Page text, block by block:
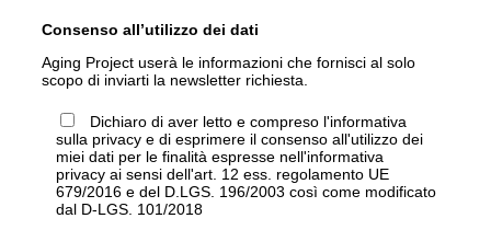
Consenso all’utilizzo dei dati
Aging Project userà le informazioni che fornisci al solo
scopo di inviarti la newsletter richiesta.
Dichiaro di aver letto e compreso l'informativa
sulla privacy e di esprimere il consenso all'utilizzo dei
miei dati per le finalità espresse nell'informativa
privacy ai sensi dell'art. 12 ess. regolamento UE
679/2016 e del D.LGS. 196/2003 così come modificato
dal D-LGS. 101/2018